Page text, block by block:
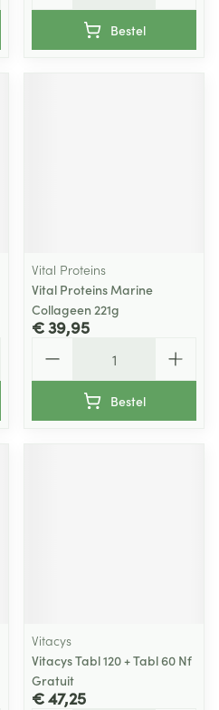
Bestel
Vital Proteins
Vital Proteins Marine
Collageen 221g
€ 39,95
Bestel
Vitacys
Vitacys Tabl 120 + Tabl 60 Nf
Gratuit
€ 47,25